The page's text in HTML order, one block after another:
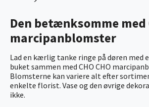
Den betænksomme med
marcipanblomster
Lad en kærlig tanke ringe på døren med
buket sammen med CHO CHO
Blomsterne kan variere alt efter
enkelte florist. Vase og den øvrige
ikke.